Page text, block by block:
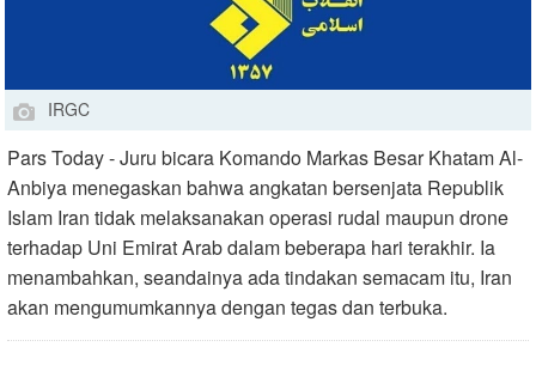
IRGC
Pars Today - Juru bicara Komando Markas Besar Khatam Al-
Anbiya menegaskan bahwa angkatan bersenjata Republik
Islam Iran tidak melaksanakan operasi rudal maupun drone
terhadap Uni Emirat Arab dalam beberapa hari terakhir. Ia
menambahkan, seandainya ada tindakan semacam itu, Iran
akan mengumumkannya dengan tegas dan terbuka.